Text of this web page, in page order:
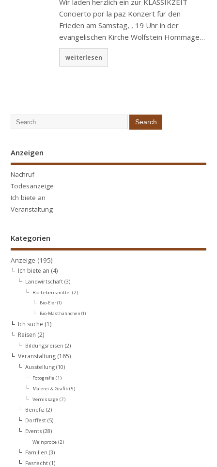
Concierto por la paz Konzert für den
Frieden am Samstag, , 19 Uhr in der
evangelischen Kirche Wolfstein Hommage…
weiterlesen
Anzeigen
Nachruf
Todesanzeige
Ich biete an
Veranstaltung
Kategorien
Anzeige (195)
Ich biete an (4)
Landwirtschaft(3)
Bio-Lebensmittel (2)
Bio-Eier(1)
Bio-Masthähnchen (1)
Ich suche (1)
Reisen (2)
Bildungsreisen (2)
Veranstaltung(165)
Ausstellung(10)
Fotografie(1)
Malerei & Grafik(5)
Vernissage(7)
Benefiz (2)
Dorffest(5)
Events(28)
Weinprobe(2)
Familien (3)
Fasnacht(1)